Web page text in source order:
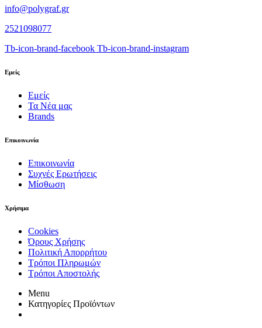
info@polygraf.gr
2521098077
Tb-icon-brand-facebook Tb-icon-brand-instagram
Εμείς
Εμείς
Τα Νέα μας
Brands
Επικοινωνία
Επικοινωνία
Συχνές Ερωτήσεις
Μίσθωση
Χρήσιμα
Cookies
Όρους Χρήσης
Πολιτική Απορρήτου
Τρόποι Πληρωμών
Τρόποι Αποστολής
Menu
Κατηγορίες Προϊόντων